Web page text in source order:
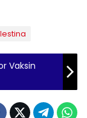
Vaksin